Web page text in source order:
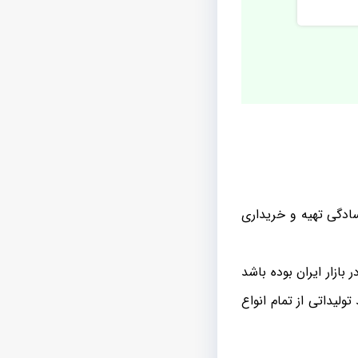
تهیه و خریداری
ایران بوده باشد
از تمام انواع